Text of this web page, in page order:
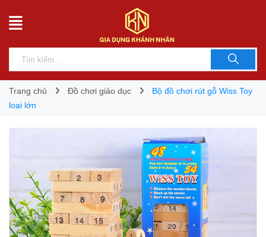
Trang chủ Đồ chơi giáo dục
Bộ đồ chơi rút gỗ Wiss Toy
loại lớn